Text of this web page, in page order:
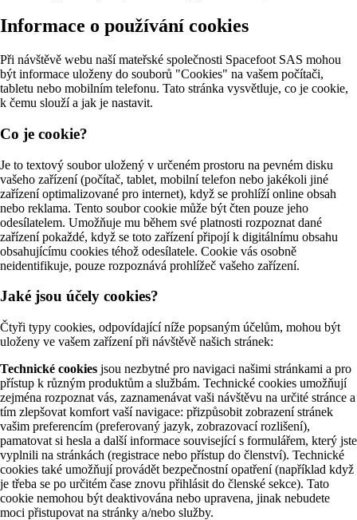
Informace o používání cookies
Při návštěvě webu naší mateřské společnosti Spacefoot SAS mohou
být informace uloženy do souborů "Cookies" na vašem počítači,
tabletu nebo mobilním telefonu. Tato stránka vysvětluje, co je cookie,
k čemu slouží a jak je nastavit.
Co je cookie?
Je to textový soubor uložený v určeném prostoru na pevném disku
vašeho zařízení (počítač, tablet, mobilní telefon nebo jakékoli jiné
zařízení optimalizované pro internet), když se prohlíží online obsah
nebo reklama. Tento soubor cookie může být čten pouze jeho
odesílatelem. Umožňuje mu během své platnosti rozpoznat dané
zařízení pokaždé, když se toto zařízení připojí k digitálnímu obsahu
obsahujícímu cookies téhož odesílatele. Cookie vás osobně
neidentifikuje, pouze rozpoznává prohlížeč vašeho zařízení.
Jaké jsou účely cookies?
Čtyři typy cookies, odpovídající níže popsaným účelům, mohou být
uloženy ve vašem zařízení při návštěvě našich stránek:
Technické cookies jsou nezbytné pro navigaci našimi stránkami a pro
přístup k různým produktům a službám. Technické cookies umožňují
zejména rozpoznat vás, zaznamenávat vaši návštěvu na určité stránce a
tím zlepšovat komfort vaší navigace: přizpůsobit zobrazení stránek
vašim preferencím (preferovaný jazyk, zobrazovací rozlišení),
pamatovat si hesla a další informace související s formulářem, který jste
vyplnili na stránkách (registrace nebo přístup do členství). Technické
cookies také umožňují provádět bezpečnostní opatření (například když
je třeba se po určitém čase znovu přihlásit do členské sekce). Tato
cookie nemohou být deaktivována nebo upravena, jinak nebudete
moci přistupovat na stránky a/nebo služby.